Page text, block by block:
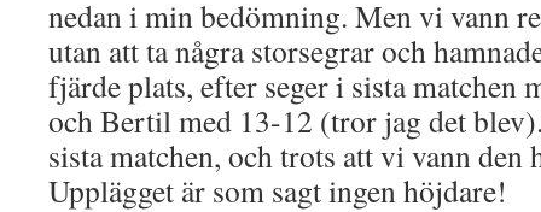
nedan i min bedömning. Men vi vann
utan att ta några storsegrar och
fjärde plats, efter seger i sista matchen
och Bertil med 13-12 (tror jag det
sista matchen, och trots att vi vann den
Upplägget är som sagt ingen höjdare!